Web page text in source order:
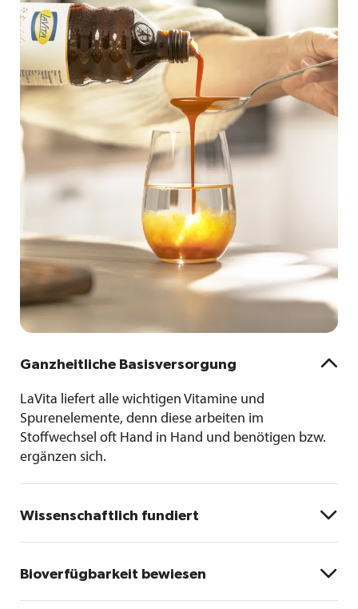
Ganzheitliche Basisversorgung 
LaVita liefert alle wichtigen Vitamine und
Spurenelemente, denn diese arbeiten im
Stoffwechsel oft Hand in Hand und benötigen bzw.
ergänzen sich.
Wissenschaftlich fundiert 
ausgewogen und basiert auf den Empfehlungen der
Bioverfügbarkeit bewiesen 